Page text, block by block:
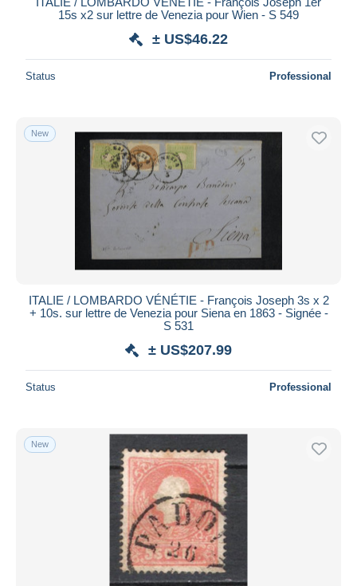
15s x2 sur lettre de Venezia pour Wien - S 549
± US$46.22
Status Professional
New
ITALIE / LOMBARDO VÉNÉTIE - François Joseph 3s x 2
+ 10s. sur lettre de Venezia pour Siena en 1863 - Signée -
S 531
± US$207.99
Status Professional
New